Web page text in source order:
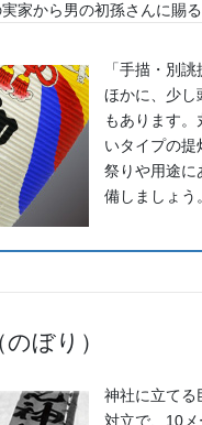
「手描・別
ほかに、少し
もあります
いタイプの提
祭りや用途に
備しましょう。
ぼり）
神社に立てる
対立で、10
家から男の初孫さんに賜
けに「天神様」と崇拝が
勉強ができますように」と
・・・・「よばれ」の際
、菓子の入っふた付の椀（
客は土産として持ち帰っ
といいます。
ます。田の神様は、その
のこと」が行われます。